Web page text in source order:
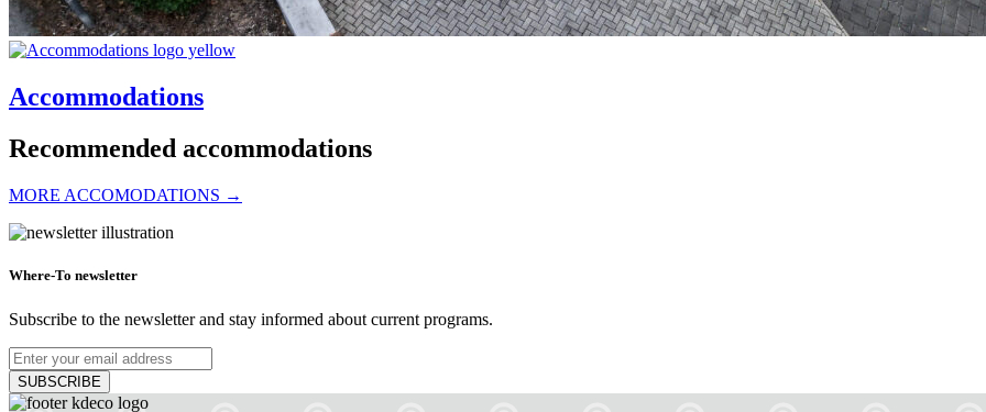
Accommodations
Recommended accommodations
MORE ACCOMODATIONS →
Art Hotel Kaštieľ
Tomášov
Hotel
Where-To newsletter
Subscribe to the newsletter and stay informed about current programs.
SUBSCRIBE